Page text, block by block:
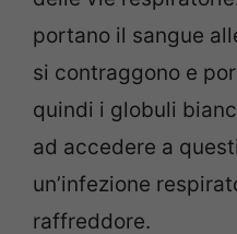
portano il sangue
si contraggono e
quindi i globuli
ad accedere a
un’infezione
raffreddore.